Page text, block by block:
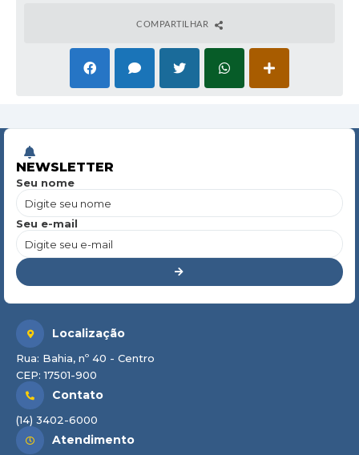
COMPARTILHAR
NEWSLETTER
Seu nome
Seu e-mail
Localização
Rua: Bahia, nº 40 - Centro
CEP: 17501-900
Contato
(14) 3402-6000
Atendimento